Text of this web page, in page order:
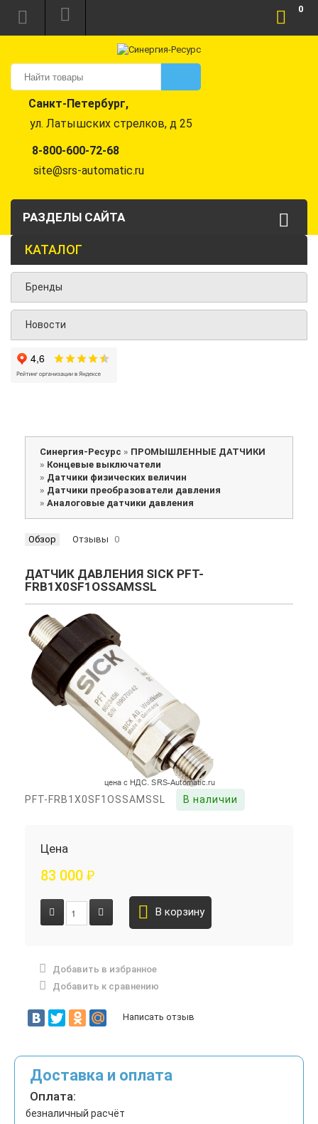
Санкт-Петербург,
ул. Латышских стрелков, д 25
8-800-600-72-68
site@srs-automatic.ru
0
РАЗДЕЛЫ САЙТА
КАТАЛОГ
Бренды
Новости
Синергия-Ресурс » ПРОМЫШЛЕННЫЕ ДАТЧИКИ
» Концевые выключатели
» Датчики физических величин
» Датчики преобразователи давления
» Аналоговые датчики давления
Обзор Отзывы 0
ДАТЧИК ДАВЛЕНИЯ SICK PFT-
FRB1X0SF1OSSAMSSL
PFT-FRB1X0SF1OSSAMSSL В наличии
Цена
83 000 ₽
В корзину
Добавить в избранное
Добавить к сравнению
Написать отзыв
Доставка и оплата
Оплата:
безналичный расчёт